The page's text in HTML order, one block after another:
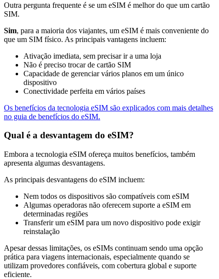
Outra pergunta frequente é se um eSIM é melhor do que um cartão
SIM.
Sim, para a maioria dos viajantes, um eSIM é mais conveniente do
que um SIM físico. As principais vantagens incluem:
Ativação imediata, sem precisar ir a uma loja
Não é preciso trocar de cartão SIM
Capacidade de gerenciar vários planos em um único
dispositivo
Conectividade perfeita em vários países
Os benefícios da tecnologia eSIM são explicados com mais detalhes
no guia de benefícios do eSIM.
Qual é a desvantagem do eSIM?
Embora a tecnologia eSIM ofereça muitos benefícios, também
apresenta algumas desvantagens.
As principais desvantagens do eSIM incluem:
Nem todos os dispositivos são compatíveis com eSIM
Algumas operadoras não oferecem suporte a eSIM em
determinadas regiões
Transferir um eSIM para um novo dispositivo pode exigir
reinstalação
Apesar dessas limitações, os eSIMs continuam sendo uma opção
prática para viagens internacionais, especialmente quando se
utilizam provedores confiáveis, com cobertura global e suporte
eficiente.